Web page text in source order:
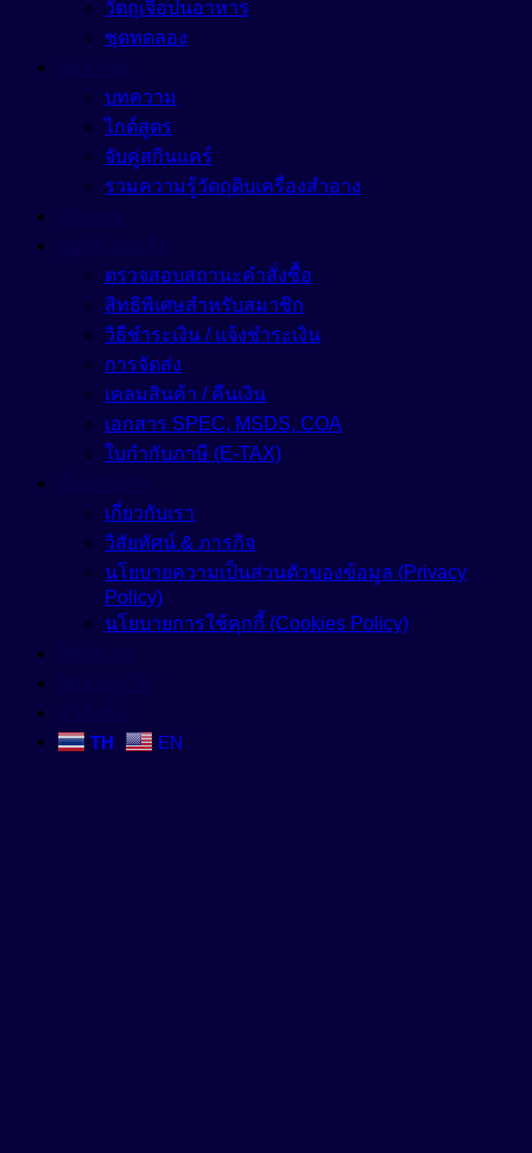
วัตถุเจือปนอาหาร
ชุดทดลอง
บทความ
ไกด์สูตร
จับคู่สกินแคร์
รวมความรู้วัตถุดิบเครื่องสำอาง
ตรวจสอบสถานะคำสั่งซื้อ
สิทธิพิเศษสำหรับสมาชิก
วิธีชำระเงิน / แจ้งชำระเงิน
การจัดส่ง
เคลมสินค้า / คืนเงิน
เอกสาร SPEC, MSDS, COA
ใบกำกับภาษี (E-TAX)
เกี่ยวกับเรา
วิสัยทัศน์ & ภารกิจ
นโยบายความเป็นส่วนตัวของข้อมูล (Privacy
Policy)
นโยบายการใช้คุกกี้ (Cookies Policy)
TH
EN